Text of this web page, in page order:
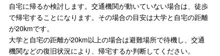
自宅に帰るか検討します。交通機関が動いていない場合は、徒歩
で帰宅することになります。その場合の目安は大学と自宅の距離
が20kmです。
大学と自宅の距離が20km以上の場合は避難場所で待機し、交通
機関などの復旧状況により、帰宅するか判断してください。